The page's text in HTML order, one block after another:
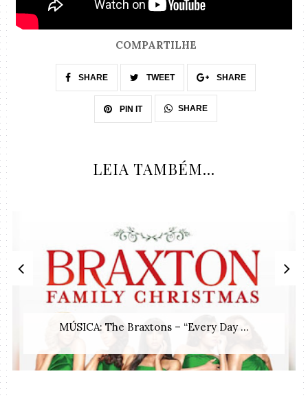
COMPARTILHE
SHARE TWEET SHARE
PIN IT SHARE
LEIA TAMBÉM...
MÚSICA: The Braxtons – “Every Day ...